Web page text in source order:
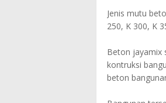
Jenis mutu
250, K 300, K
Beton jayamix
kontruksi
beton